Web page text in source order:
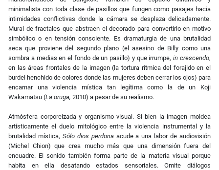
minimalista con toda clase de pasillos que fungen como pasajes hacia
intimidades conflictivas donde la cámara se desplaza delicadamente.
Mural de fractales que abstraen el decorado para convertirlo en motivo
simbólico o en tensión consciente. Es dramaturgia de una brutalidad
seca que proviene del segundo plano (el asesino de Billy como una
sombra a medias en el fondo de un pasillo) y que irrumpe,in crescendo,
en las áreas frontales de la imagen (la tortura rítmica del forajido en el
burdel henchido de colores donde las mujeres deben cerrar los ojos) para
encarnar una violencia mística tan legítima como la de un Koji
Wakamatsu (La oruga, 2010) a pesar de su realismo.
Atmósfera corporeizada y organismo visual. Si bien la imagen moldea
artísticamente el duelo mitológico entre la violencia instrumental y la
brutalidad mística, Sólo dios perdona acude a una labor de audiovisión
(Michel Chion) que crea mucho más que una dimensión fuera del
encuadre. El sonido también forma parte de la materia visual porque
habita en ella desatando estados sensoriales. Omite diálogos